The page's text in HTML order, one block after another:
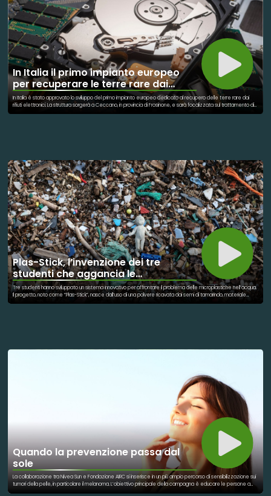
In Italia il primo impianto europeo
per recuperare le terre rare dai
rifiuti elettronici
In Italia è stato approvato lo sviluppo del primo impianto europeo dedicato al recupero delle terre rare dai
rifiuti elettronici. La struttura sorgerà a Ceccano, in provincia di Frosinone, e sarà focalizzata sul trattamento di
componenti tecnologici dismessi. Al centro del progetto ci sono i magneti permanenti contenuti in hard disk,
concreto di economia circolare applicata all’elettronica. La struttura è pensata per trattare grandi volumi di
rifiuti tecnologici ogni anno. Il progetto coinvolge competenze industriali e scientifiche specializzate nei
materiali avanzati. Si inserisce nelle strategie europee per la transizione energetica e digitale. Ridurre gli
sprechi e recuperare risorse diventa un obiettivo centrale del nuovo modello produttivo. L’impianto, così,
segna un passo importante verso un’industria più sostenibile e autonoma.
Plas-Stick, l’invenzione dei tre
studenti che aggancia le
microplastiche nell’acqua
Tre studenti hanno sviluppato un sistema innovativo per affrontare il problema delle microplastiche nell’acqua.
Il progetto, noto come “Plas-Stick”, nasce dall’uso di una polvere ricavata dai semi di tamarindo, materiale
Quando la prevenzione passa dal
sole
La collaborazione tra Nivea Sun e Fondazione AIRC si inserisce in un più ampio percorso di sensibilizzazione sui
tumori della pelle, in particolare il melanoma. L’obiettivo principale della campagna è educare le persone a